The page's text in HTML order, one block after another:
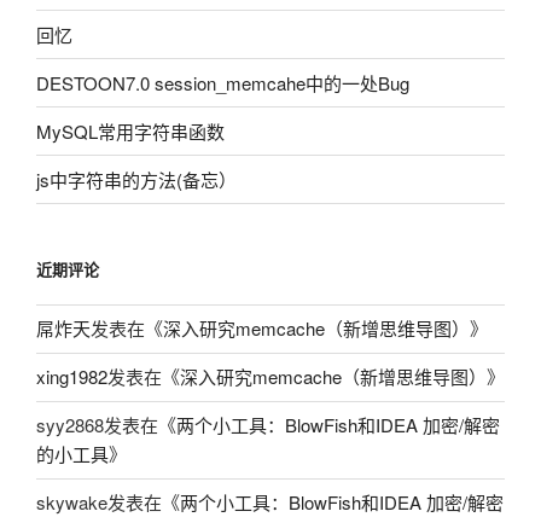
回忆
DESTOON7.0 session_memcahe中的一处Bug
MySQL常用字符串函数
js中字符串的方法(备忘）
近期评论
屌炸天发表在《深入研究memcache（新增思维导图） 》
xing1982发表在《深入研究memcache（新增思维导图） 》
syy2868发表在《两个小工具：BlowFish和IDEA 加密/解密
的小工具》
skywake发表在《两个小工具：BlowFish和IDEA 加密/解密